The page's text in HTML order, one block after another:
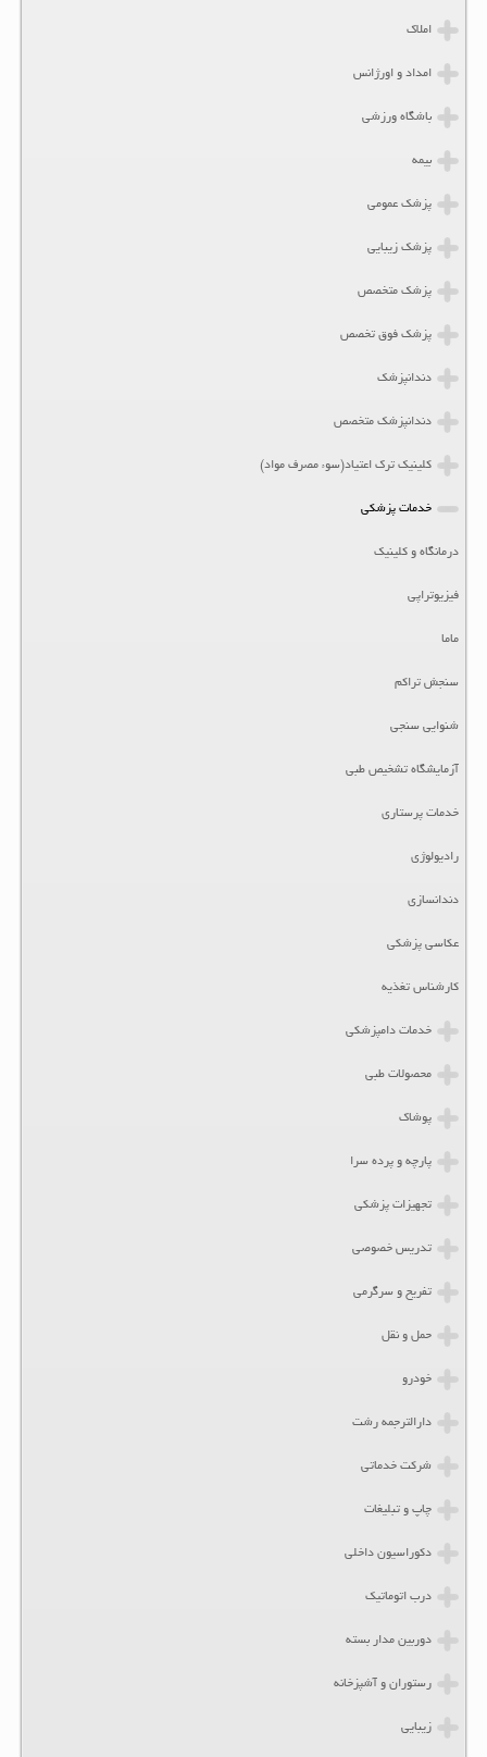
املاک
امداد و اورژانس
باشگاه ورزشی
بیمه
پزشک عمومی
پزشک زیبایی
پزشک متخصص
پزشک فوق تخصص
دندانپزشک
دندانپزشک متخصص
کلینیک ترک اعتیاد(سوء مصرف مواد)
خدمات پزشکی
درمانگاه و کلینیک
فیزیوتراپی
سنجش تراکم
شنوایی سنجی
آزمایشگاه تشخیص طبی
خدمات پرستاری
رادیولوژی
دندانسازی
عکاسی پزشکی
کارشناس تغذیه
خدمات دامپزشکی
محصولات طبی
پوشاک
پارچه و پرده سرا
تجهیزات پزشکی
تدریس خصوصی
تفریح و سرگرمی
حمل و نقل
خودرو
دارالترجمه رشت
شرکت خدماتی
چاپ و تبلیغات
دکوراسیون داخلی
درب اتوماتیک
دوربین مدار بسته
رستوران و آشپزخانه
زیبایی